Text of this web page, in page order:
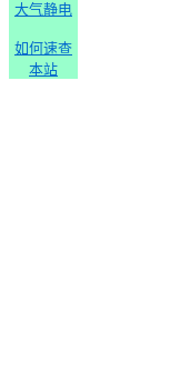
大气静电
如何速查
本站